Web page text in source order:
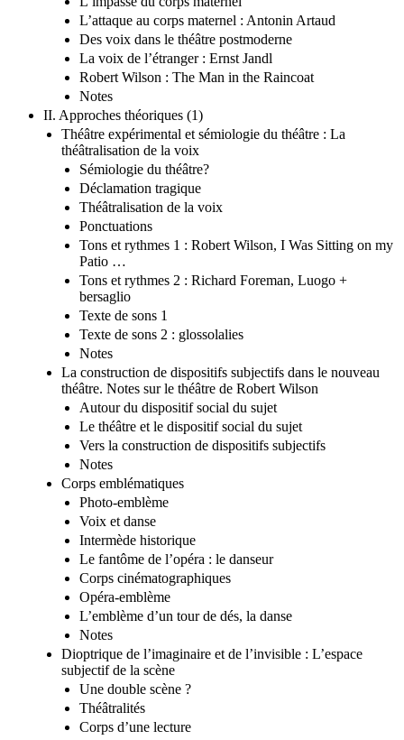
L’attaque au corps maternel : Antonin Artaud
Des voix dans le théâtre postmoderne
La voix de l’étranger : Ernst Jandl
Robert Wilson : The Man in the Raincoat
Notes
II. Approches théoriques (1)
Théâtre expérimental et sémiologie du théâtre : La
théâtralisation de la voix
Sémiologie du théâtre?
Déclamation tragique
Théâtralisation de la voix
Ponctuations
Tons et rythmes 1 : Robert Wilson, I Was Sitting on my
Patio …
Tons et rythmes 2 : Richard Foreman, Luogo +
bersaglio
Texte de sons 1
Texte de sons 2 : glossolalies
Notes
La construction de dispositifs subjectifs dans le nouveau
théâtre. Notes sur le théâtre de Robert Wilson
Autour du dispositif social du sujet
Le théâtre et le dispositif social du sujet
Vers la construction de dispositifs subjectifs
Notes
Corps emblématiques
Photo-emblème
Voix et danse
Intermède historique
Le fantôme de l’opéra : le danseur
Corps cinématographiques
Opéra-emblème
L’emblème d’un tour de dés, la danse
Notes
Dioptrique de l’imaginaire et de l’invisible : L’espace
subjectif de la scène
Une double scène ?
Théâtralités
Corps d’une lecture